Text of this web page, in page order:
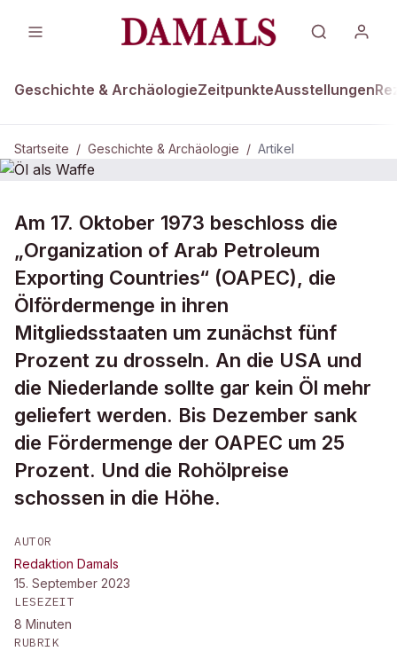
Geschichte & ArchäologieZeitpunkteAusstellungen
Startseite / Geschichte & Archäologie / Artikel
GESCHICHTE & ARCHÄOLOGIE
Öl als Waffe
Am 17. Oktober 1973 beschloss die
„Organization of Arab Petroleum
Exporting Countries“ (OAPEC), die
Ölfördermenge in ihren
Mitgliedsstaaten um zunächst fünf
Prozent zu drosseln. An die USA und
die Niederlande sollte gar kein Öl mehr
geliefert werden. Bis Dezember sank
die Fördermenge der OAPEC um 25
Prozent. Und die Rohölpreise
schossen in die Höhe.
AUTOR
Redaktion Damals
15. September 2023
LESEZEIT
8 Minuten
RUBRIK